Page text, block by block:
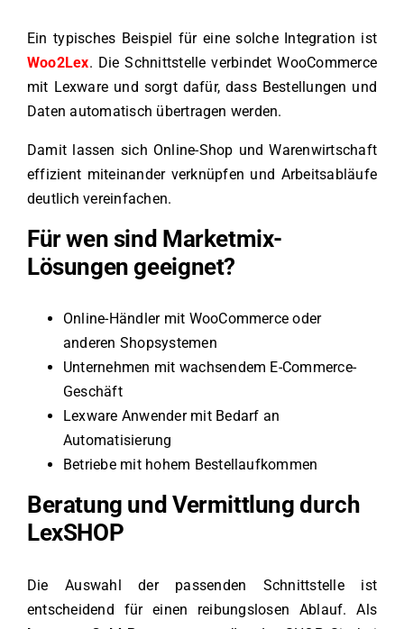
Ein typisches Beispiel für eine solche Integration ist
Woo2Lex. Die Schnittstelle verbindet WooCommerce
mit Lexware und sorgt dafür, dass Bestellungen und
Daten automatisch übertragen werden.
Damit lassen sich Online-Shop und Warenwirtschaft
effizient miteinander verknüpfen und Arbeitsabläufe
deutlich vereinfachen.
Für wen sind Marketmix-
Lösungen geeignet?
Online-Händler mit WooCommerce oder
anderen Shopsystemen
Unternehmen mit wachsendem E-Commerce-
Geschäft
Lexware Anwender mit Bedarf an
Automatisierung
Betriebe mit hohem Bestellaufkommen
Beratung und Vermittlung durch
LexSHOP
Die Auswahl der passenden Schnittstelle ist
entscheidend für einen reibungslosen Ablauf. Als